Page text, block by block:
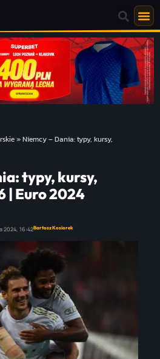
»Niemcy – Dania: typy, kursy,
typy, kursy,
| Euro 2024
2024, 16:42Bartosz Kosiorek